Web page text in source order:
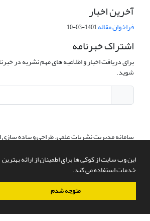
این وب سایت از کوکی ها برای اطمینان از ارائه بهترین
خدمات استفاده می کند.
متوجه شدم
آخرین اخبار
فراخوان مقاله1401-03-10
اشتراک خبرنامه
برای دریافت اخبار و اطلاعیه های مهم نشریه در
شوید.
سامانه مدیریت نشریات علمی.طراحی و پیاده سازی